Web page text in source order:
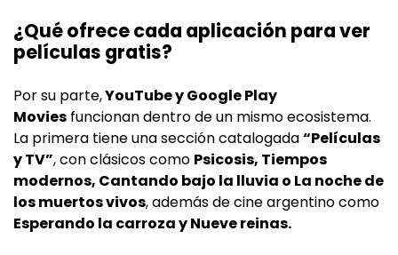
¿Qué ofrece cada aplicación para ver
películas gratis?
Por su parte,YouTube y Google Play
Movies funcionan dentro de un mismo ecosistema.
La primera tiene una sección catalogada“Películas
y TV”, con clásicos como Psicosis, Tiempos
modernos, Cantando bajo la lluvia o La noche de
los muertos vivos, además de cine argentino como
Esperando la carroza y Nueve reinas.